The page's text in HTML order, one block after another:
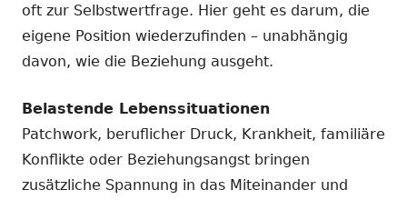
oft zur Selbstwertfrage. Hier geht es darum, die
eigene Position wiederzufinden – unabhängig
davon, wie die Beziehung ausgeht.
Belastende Lebenssituationen
Patchwork, beruflicher Druck, Krankheit, familiäre
Konflikte oder Beziehungsangst bringen
zusätzliche Spannung in das Miteinander und